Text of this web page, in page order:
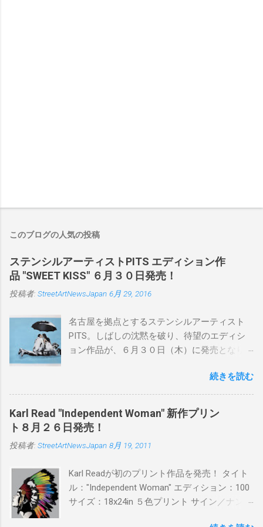
このブログの人気の投稿
ステンシルアーティストPITS エディション作
品 "SWEET KISS" ６月３０日発売！
投稿者: StreetArtNewsJapan 6月 29, 2016
名古屋を拠点とするステンシルアーティスト
PITS。しばしの沈黙を破り、待望のエディシ
ョン作品が、６月３０日（木）に発売となり
品に落とし込むスタイルは今作でも健在。(
PITSの過去記事はこちらから ) 発売日：6月30
日(木)19時 タイトル：SWEET KISS カラー：
BLUE/MINT GREEN/PINK/YELLOW エディショ
ン：各色５ サイズ：800mm × 550mm 価格：
¥16,000(¥17,280) 購入は、 こちら から
続きを読む
Karl Read "Independent Woman" 新作プリン
ト８月２６日発売！
投稿者: StreetArtNewsJapan 8月 19, 2011
Karl Readが初のプリント作品を発売！ タイト
ル："Independent Woman" エディション：100
サイズ：18x24in ５色プリント サイン／ナンバ